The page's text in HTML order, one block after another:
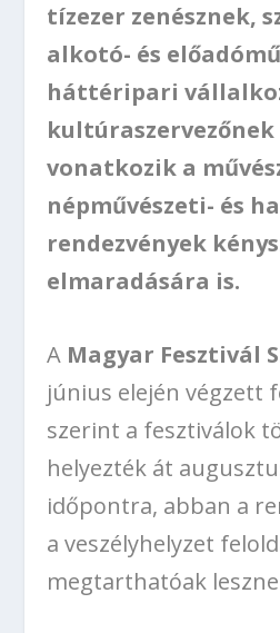
tízezer zenésznek,
alkotó- és
háttéripari
kultúraszervezőnek
vonatkozik a
népművészeti- és
rendezvények
elmaradására is.
A Magyar Fesztivál
június elején végzett
szerint a fesztiválok
helyezték át
időpontra, abban a
a veszélyhelyzet
megtarthatóak